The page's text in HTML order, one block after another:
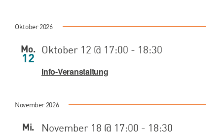
Oktober 2026
Mo.
12
Info-Veranstaltung
Oktober 12 @ 17:00 - 18:30
November 2026
Mi. November 18 @ 17:00 - 18:30